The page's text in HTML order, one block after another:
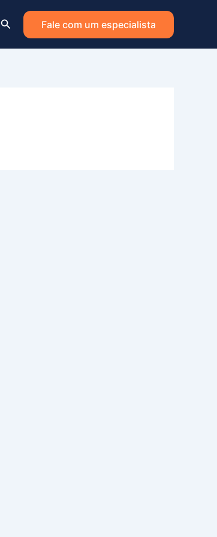
PesquisarFale com um especialista